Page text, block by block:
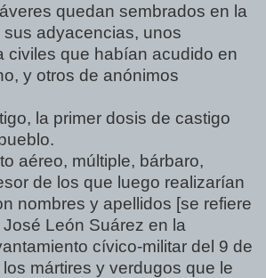
quedan sembrados en la
adyacencias, unos
civiles que habían acudido en
y otros de anónimos
la primer dosis de castigo
aéreo, múltiple, bárbaro,
de los que luego realizarían
nombres y apellidos [se refiere
León Suárez en la
cívico-militar del 9 de
mártires y verdugos que le